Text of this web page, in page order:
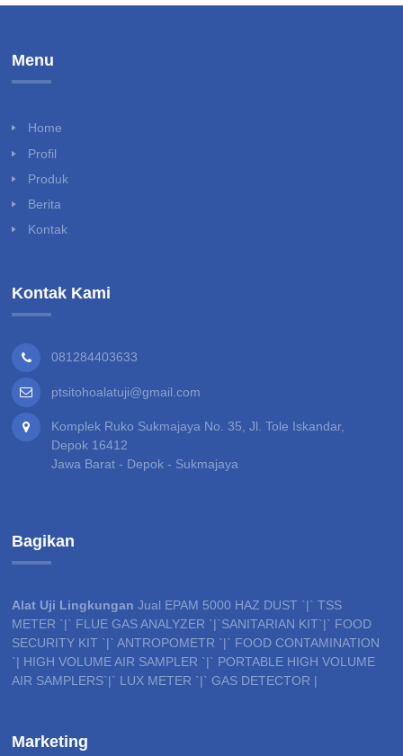
Menu
Home
Profil
Produk
Berita
Kontak
Kontak Kami
081284403633
ptsitohoalatuji@gmail.com
Komplek Ruko Sukmajaya No. 35, Jl. Tole Iskandar,
Depok 16412
Jawa Barat - Depok - Sukmajaya
Bagikan
Alat Uji Lingkungan Jual EPAM 5000 HAZ DUST `|` TSS
METER `|` FLUE GAS ANALYZER `|`SANITARIAN KIT`|` FOOD
SECURITY KIT `|` ANTROPOMETR `|` FOOD CONTAMINATION
`| HIGH VOLUME AIR SAMPLER `|` PORTABLE HIGH VOLUME
AIR SAMPLERS`|` LUX METER `|` GAS DETECTOR |
Marketing